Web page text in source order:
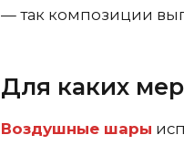
— так композиции
Для каких
Воздушные шары